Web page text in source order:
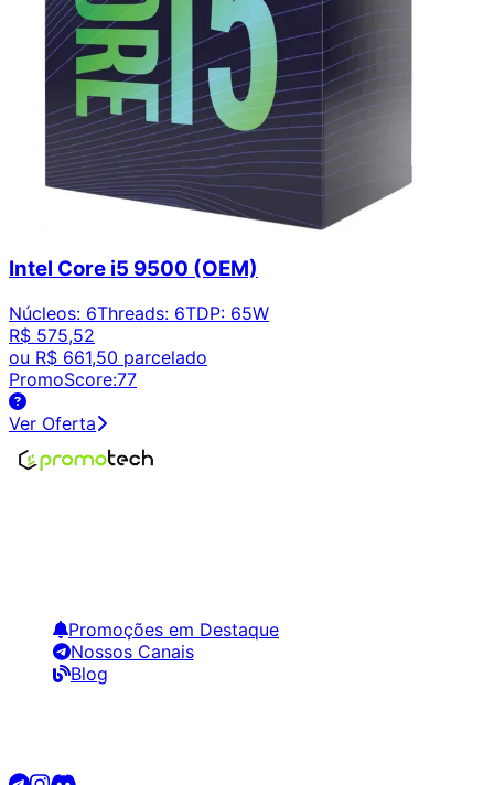
Intel Core i5 9500 (OEM)
Núcleos: 6Threads: 6TDP: 65W
R$ 575,52
ou R$ 661,50 parcelado
PromoScore:77
Ver Oferta
Promoções em Destaque
Nossos Canais
Blog